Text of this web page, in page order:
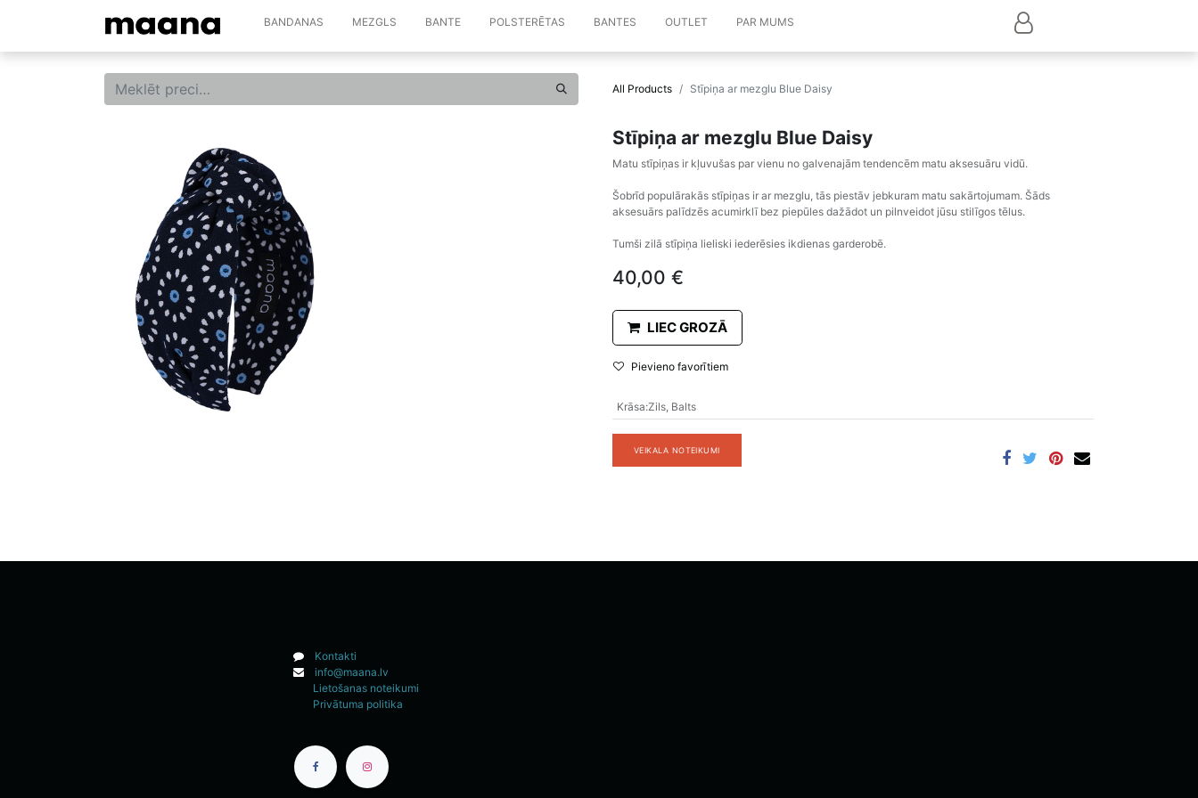
BANDANAS MEZGLS BANTE POLSTERĒTAS BANTES OUTLET PAR MUMS
All Products Stīpiņa ar mezglu Blue Daisy
Stīpiņa ar mezglu Blue Daisy
Matu stīpiņas ir kļuvušas par vienu no galvenajām tendencēm matu aksesuāru vidū.
Šobrīd populārakās stīpiņas ir ar mezglu, tās piestāv jebkuram matu sakārtojumam. Šāds
aksesuārs palīdzēs acumirklī bez piepūles dažādot un pilnveidot jūsu stilīgos tēlus.
Tumši zilā stīpiņa lieliski iederēsies ikdienas garderobē.
40,00 €
LIEC GROZĀ
Pievieno favorītiem
Krāsa:Zils, Balts
VEIKALA NOTEIKUMI
Kontakti
info@maana.lv
Lietošanas noteikumi
Privātuma politika